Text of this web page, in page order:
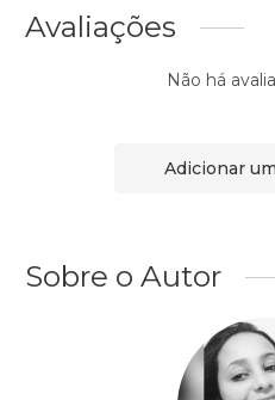
Avaliações
Não há
Adicionar
Sobre o Autor